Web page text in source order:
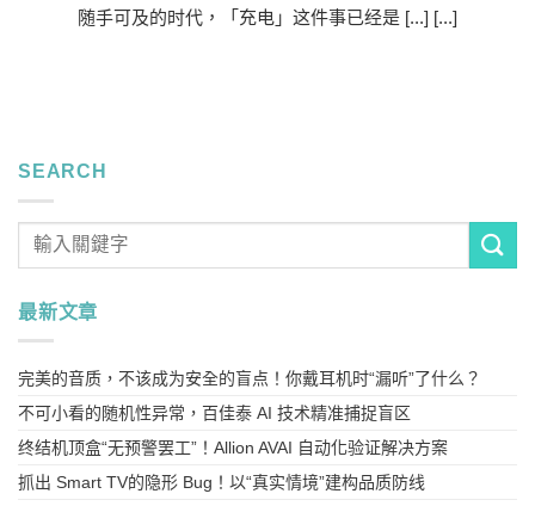
随手可及的时代，「充电」这件事已经是 [...] [...]
SEARCH
最新文章
完美的音质，不该成为安全的盲点！你戴耳机时“漏听”了什么？
不可小看的随机性异常，百佳泰 AI 技术精准捕捉盲区
终结机顶盒“无预警罢工”！Allion AVAI 自动化验证解决方案
抓出 Smart TV的隐形 Bug！以“真实情境”建构品质防线